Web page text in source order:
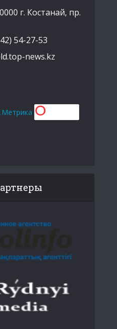
г. Костанай, пр.
54-27-53
news.kz